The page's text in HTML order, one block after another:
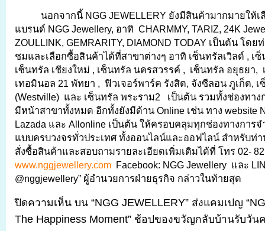
นอกจากนี้ NGG JEWELLERY ยังมีสินค้ามากมายให้เ
แบรนด์ NGG Jewellery, อาทิ CHARMMY, TARIZ, 24K
ZOULLINK, GEMRARITY, DIAMOND TODAY เป็นต้น โดย
ชมและเลือกซื้อสินค้าได้ที่สาขาต่างๆ อาทิ เซ็นทรัลเวิลด์ , เซ็
เซ็นทรัล เชียงใหม่ , เซ็นทรัล นครสวรรค์ , เซ็นทรัล อยุธยา,
เทอมินอล 21 พัทยา , ฟิวเจอร์พาร์ค รังสิต, จังซีลอน ภูเก็ต, เ
(Westville) และ เซ็นทรัล พระราม2 เป็นต้น รวมทั้งช่องทา
มีหน้าสาขาทั้งหมด อีกทั้งยังมีด้าน Online เช่น ทาง website
Lazada และ Allonline เป็นต้น ให้ครอบคลุมทุกช่องทางการ
แบบครบวงจรทั่วประเทศ ทั้งออนไลน์และออฟไลน์ สำหรับท่
สั่งซื้อสินค้าและสอบถามรายละเอียดเพิ่มเติมได้ที่ โทร 02-
www.nggjewellery.com Facebook: NGG Jewellery และ
@nggjewellery” ผู้อำนวยการฝ่ายธุรกิจ กล่าวในท้ายสุด
ปิดความเห็น บน “NGG JEWELLERY” ส่งแคมเปญ
The Happiness Moment” ช้อปของขวัญกลับบ้านรับวัน